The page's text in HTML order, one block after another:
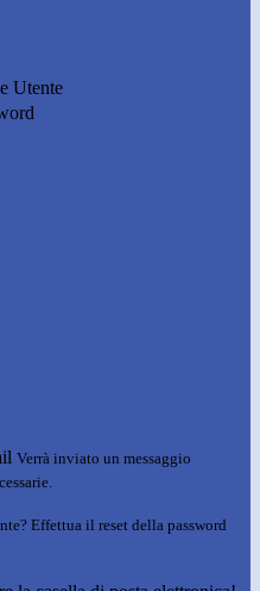
Utente
Verrà inviato un messaggio
Effettua il reset della password